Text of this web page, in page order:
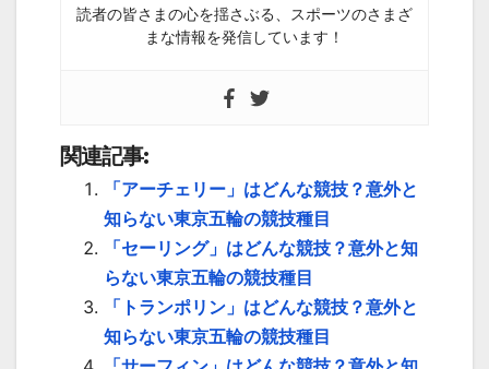
読者の皆さまの心を揺さぶる、スポーツのさまざ
まな情報を発信しています！
関連記事:
「アーチェリー」はどんな競技？意外と
知らない東京五輪の競技種目
「セーリング」はどんな競技？意外と知
らない東京五輪の競技種目
「トランポリン」はどんな競技？意外と
知らない東京五輪の競技種目